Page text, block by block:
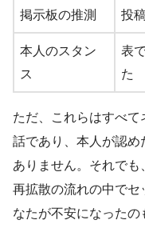
掲示板の推測 投
本人のスタン
ス
表
た
ただ、これらはすべ
話であり、本人が認
ありません。それで
再拡散の流れの中で
なたが不安になった